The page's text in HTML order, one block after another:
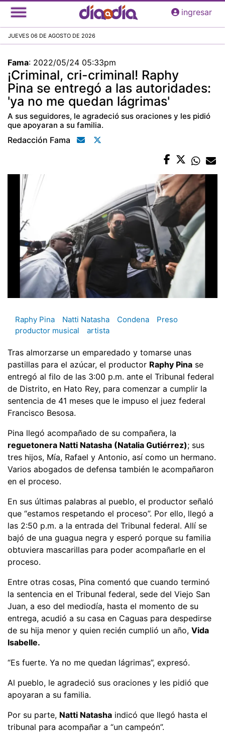
Pasar
al
principal
ingresar
JUEVES 06 DE AGOSTO DE 2026
Fama: 2022/05/24 05:33pm
¡Criminal, cri-criminal! Raphy
Pina se entregó a las autoridades:
'ya no me quedan lágrimas'
A sus seguidores, le agradeció sus oraciones y les pidió
que apoyaran a su familia.
Redacción Fama
Raphy Pina Natti Natasha Condena
Preso
productor musical
artista
Tras almorzarse un emparedado y tomarse unas
pastillas para el azúcar, el productor Raphy Pina se
entregó al filo de las 3:00 p.m. ante el Tribunal federal
de Distrito, en Hato Rey, para comenzar a cumplir la
sentencia de 41 meses que le impuso el juez federal
Francisco Besosa.
Pina llegó acompañado de su compañera, la
reguetonera Natti Natasha (Natalia Gutiérrez); sus
tres hijos, Mía, Rafael y Antonio, así como un hermano.
Varios abogados de defensa también le acompañaron
en el proceso.
En sus últimas palabras al pueblo, el productor señaló
que “estamos respetando el proceso”. Por ello, llegó a
las 2:50 p.m. a la entrada del Tribunal federal. Allí se
bajó de una guagua negra y esperó porque su familia
obtuviera mascarillas para poder acompañarle en el
proceso.
Entre otras cosas, Pina comentó que cuando terminó
la sentencia en el Tribunal federal, sede del Viejo San
Juan, a eso del mediodía, hasta el momento de su
entrega, acudió a su casa en Caguas para despedirse
de su hija menor y quien recién cumplió un año, Vida
Isabelle.
“Es fuerte. Ya no me quedan lágrimas”, expresó.
Al pueblo, le agradeció sus oraciones y les pidió que
apoyaran a su familia.
Por su parte, Natti Natasha indicó que llegó hasta el
tribunal para acompañar a “un campeón”.